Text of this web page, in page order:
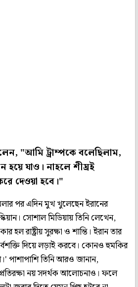
"আমি ট্রাম্পকে বলেছিলাম,
হয়ে যাও। নাহলে শীঘ্রই
দেওয়া হবে।"
পর এদিন মুখ খুলেছেন ইরানের
সোশাল মিডিয়ায় তিনি লেখেন,
হল রাষ্ট্রীয় সুরক্ষা ও শান্তি। ইরান তার
দিয়ে লড়াই করবে। কোনও হুমকির
পাশাপাশি তিনি আরও জানান,
নয় সদর্থক আলোচনাও। ফলে